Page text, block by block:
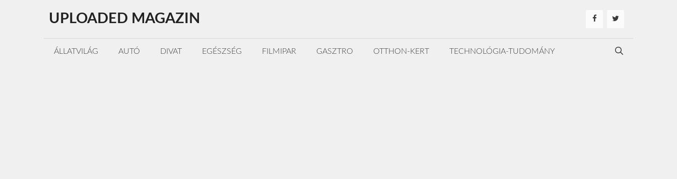
tartalomba
UPLOADED MAGAZIN
ÁLLATVILÁG AUTÓ DIVAT EGÉSZSÉG FILMIPAR GASZTRO OTTHON-KERT TECHNOLÓGIA-TUDOMÁNY